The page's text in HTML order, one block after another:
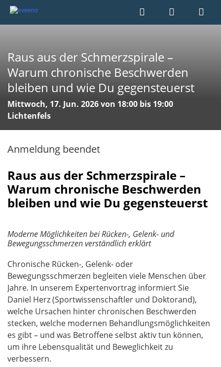
Raus aus der Schmerzspirale –
Warum chronische Beschwerden
bleiben und wie Du gegensteuerst
Mittwoch, 17. Jun. 2026 von 18:00 bis 19:00
Lichtenfels
Anmeldung beendet
Raus aus der Schmerzspirale –
Warum chronische Beschwerden
bleiben und wie Du gegensteuerst
Moderne Möglichkeiten bei Rücken-, Gelenk- und
Bewegungsschmerzen verständlich erklärt
Chronische Rücken-, Gelenk- oder
Bewegungsschmerzen begleiten viele Menschen über
Jahre. In unserem Expertenvortrag informiert Sie
Daniel Herz (Sportwissenschaftler und Doktorand),
welche Ursachen hinter chronischen Beschwerden
stecken, welche modernen Behandlungsmöglichkeiten
es gibt – und was Betroffene selbst aktiv tun können,
um ihre Lebensqualität und Beweglichkeit zu
verbessern.